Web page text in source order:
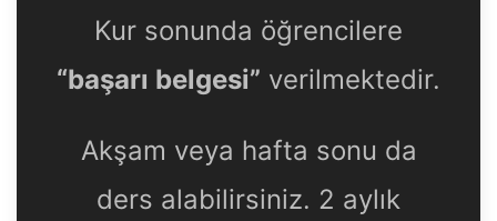
Kur sonunda öğrencilere
“başarı belgesi” verilmektedir.
Akşam veya hafta sonu da
ders alabilirsiniz. 2 aylık